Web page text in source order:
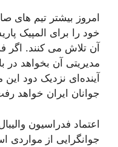
امروز بیشتر تیم های
خود را برای المپیک
آن تلاش می کنند. اگر
مدیریتی آن بخواهد در
آینده‌ای نزدیک دود
جوانان ایران خواهد
اعتماد فدراسیون
جوانگرایی از